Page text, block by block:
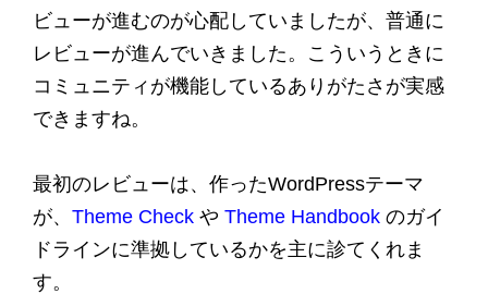
ビューが進むのが心配していましたが、普通に
レビューが進んでいきました。こういうときに
コミュニティが機能しているありがたさが実感
できますね。
最初のレビューは、作ったWordPressテーマ
が、 Theme Check や Theme Handbook のガイ
ドラインに準拠しているかを主に診てくれま
す。